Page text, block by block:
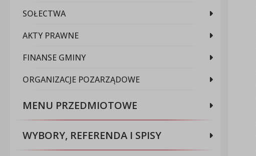
SOŁECTWA
AKTY PRAWNE
FINANSE GMINY
ORGANIZACJE POZARZĄDOWE
MENU PRZEDMIOTOWE
WYBORY, REFERENDA I SPISY